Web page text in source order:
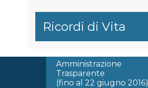
Ricordi di Vita
Amministrazione
Trasparente
(fino al 22 giugno 2016)